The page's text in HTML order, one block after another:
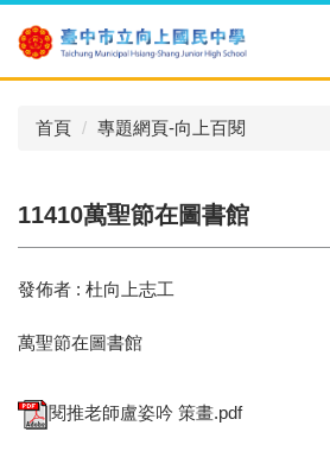
到
首頁 專題網頁-向上百閱
11410萬聖節在圖書館
發佈者 : 杜向上志工
萬聖節在圖書館
閱推老師盧姿吟 策畫.pdf